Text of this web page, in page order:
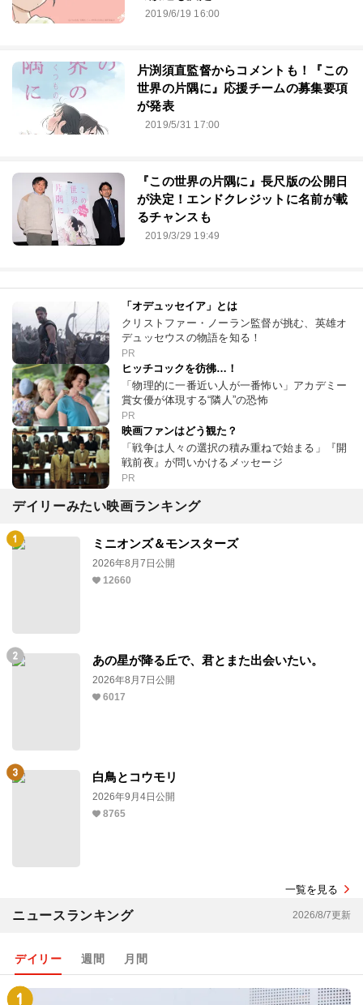
2019/6/19 16:00
片渕須直監督からコメントも！『この
世界の片隅に』応援チームの募集要項
が発表
2019/5/31 17:00
『この世界の片隅に』長尺版の公開日
が決定！エンドクレジットに名前が載
るチャンスも
2019/3/29 19:49
「オデュッセイア」とは
クリストファー・ノーラン監督が挑む、英雄オ
デュッセウスの物語を知る！
PR
ヒッチコックを彷彿…！
「物理的に一番近い人が一番怖い」アカデミー
賞女優が体現する“隣人”の恐怖
PR
映画ファンはどう観た？
「戦争は人々の選択の積み重ねで始まる」『開
戦前夜』が問いかけるメッセージ
PR
デイリーみたい映画ランキング
ミニオンズ＆モンスターズ
2026年8月7日公開
12660
あの星が降る丘で、君とまた出会いたい。
2026年8月7日公開
6017
白鳥とコウモリ
2026年9月4日公開
8765
一覧を見る
ニュースランキング 2026/8/7更新
デイリー 週間 月間